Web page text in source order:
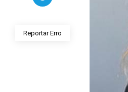
Reportar Erro